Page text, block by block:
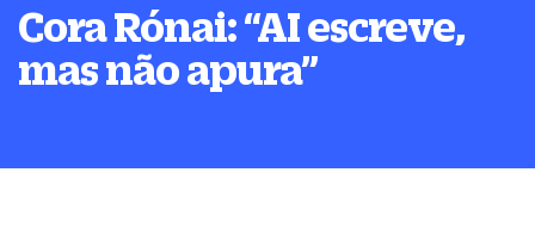
Cora Rónai:“AI escreve,
mas não apura”